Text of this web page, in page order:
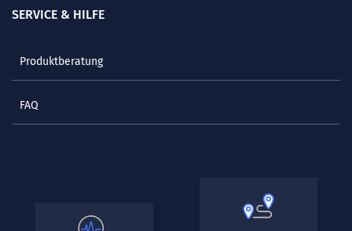
SERVICE & HILFE
Produktberatung
FAQ